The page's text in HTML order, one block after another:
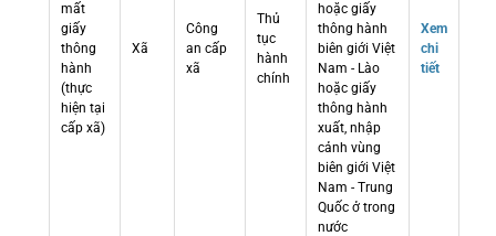
mất
giấy
thông
hành
(thực
hiện tại
cấp xã)
Xã
Công
an cấp
xã
Thủ
tục
hành
chính
hoặc giấy
thông hành
biên giới Việt
Nam - Lào
hoặc giấy
thông hành
xuất, nhập
cảnh vùng
biên giới Việt
Nam - Trung
Quốc ở trong
nước
Xem
chi
tiết